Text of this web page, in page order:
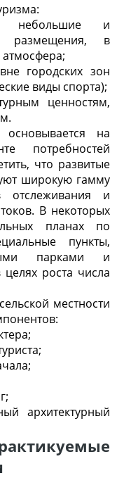
небольшие и
размещения, в
атмосфера;
городских зон
виды спорта);
ценностям,
основывается на
потребностей
что развитые
широкую гамму
отслеживания и
В некоторых
планах по
пункты,
парками и
роста числа
местности
архитектурный